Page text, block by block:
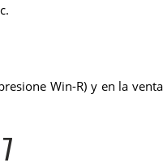
Win-R) y en la